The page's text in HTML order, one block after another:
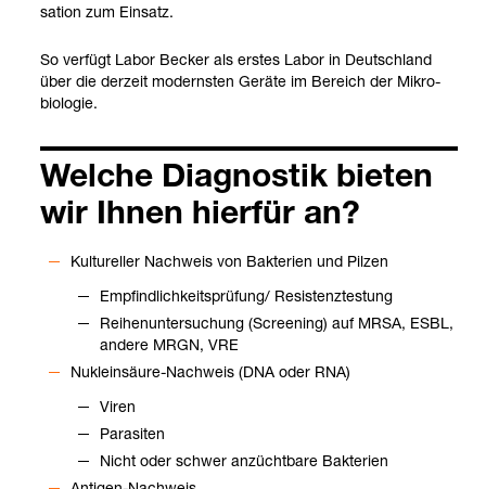
sa­tion zum Ein­satz.
So ver­fügt Labor Becker als ers­tes Labor in Deutsch­land
über die der­zeit moderns­ten Geräte im Bereich der Mikro­
bio­lo­gie.
Wel­che Dia­gnos­tik bie­ten
wir Ihnen hier­für an?
Kul­tu­rel­ler Nach­weis von Bak­te­rien und Pil­zen
Emp­find­lich­keits­prü­fung/ Resis­tenz­testung
Rei­hen­un­ter­su­chung (Scree­ning) auf MRSA, ESBL,
andere MRGN, VRE
Nukle­in­säure-​Nach­weis (DNA oder RNA)
Viren
Para­si­ten
Nicht oder schwer anzücht­bare Bak­te­rien